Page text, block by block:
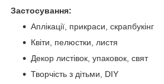
Застосування:
Аплікації, прикраси, скрапбукінг
Квіти, пелюстки, листя
Декор листівок, упаковок, свят
Творчість з дітьми, DIY